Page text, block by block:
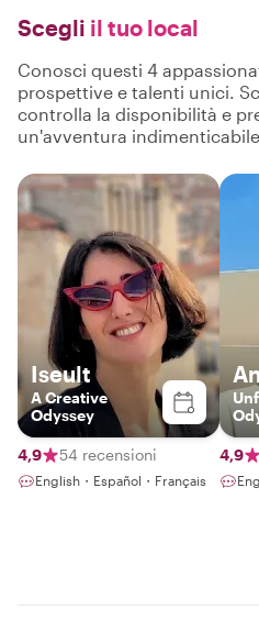
Scegli il tuo local
Conosci questi 4
prospettive e talenti unici.
controlla la disponibilità e
un'avventura
Iseult
A Creative
Odyssey
4,9 54 recensioni
English・Español・Français
4,9